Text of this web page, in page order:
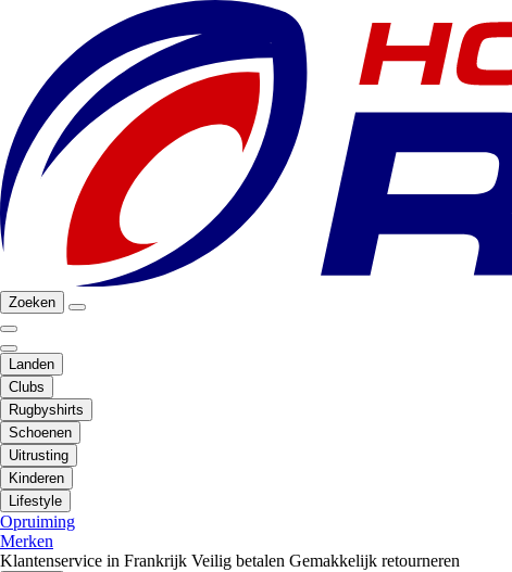
Zoeken
Landen
Clubs
Rugbyshirts
Schoenen
Uitrusting
Kinderen
Lifestyle
Opruiming
Merken
Klantenservice in Frankrijk Veilig betalen Gemakkelijk retourneren